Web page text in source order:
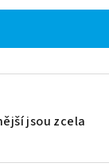
jsou zcela